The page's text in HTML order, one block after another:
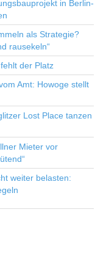
in Berlin-
als Strategie?
rausekeln“
der Platz
Amt: Howoge stellt
Lost Place tanzen
Mieter vor
weiter belasten: